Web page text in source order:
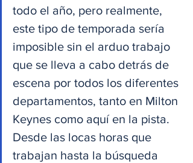
todo el año, pero realmente,
este tipo de temporada sería
imposible sin el arduo trabajo
que se lleva a cabo detrás de
escena por todos los diferentes
departamentos, tanto en Milton
Keynes como aquí en la pista.
Desde las locas horas que
trabajan hasta la búsqueda